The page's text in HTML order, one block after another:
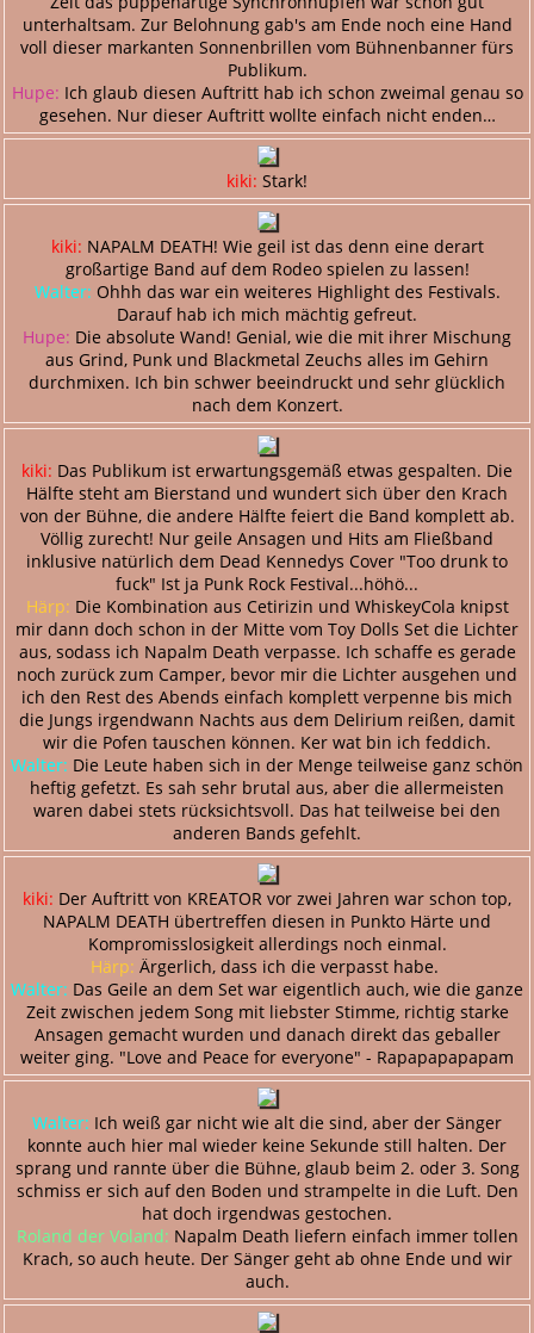
unterhaltsam. Zur Belohnung gab's am Ende noch eine Hand
voll dieser markanten Sonnenbrillen vom Bühnenbanner fürs
Publikum.
Hupe: Ich glaub diesen Auftritt hab ich schon zweimal genau so
gesehen. Nur dieser Auftritt wollte einfach nicht enden…
kiki: Stark!
kiki: NAPALM DEATH! Wie geil ist das denn eine derart
großartige Band auf dem Rodeo spielen zu lassen!
Walter: Ohhh das war ein weiteres Highlight des Festivals.
Darauf hab ich mich mächtig gefreut.
Hupe: Die absolute Wand! Genial, wie die mit ihrer Mischung
aus Grind, Punk und Blackmetal Zeuchs alles im Gehirn
durchmixen. Ich bin schwer beeindruckt und sehr glücklich
nach dem Konzert.
kiki: Das Publikum ist erwartungsgemäß etwas gespalten. Die
Hälfte steht am Bierstand und wundert sich über den Krach
von der Bühne, die andere Hälfte feiert die Band komplett ab.
Völlig zurecht! Nur geile Ansagen und Hits am Fließband
inklusive natürlich dem Dead Kennedys Cover "Too drunk to
fuck" Ist ja Punk Rock Festival...höhö...
Härp: Die Kombination aus Cetirizin und WhiskeyCola knipst
mir dann doch schon in der Mitte vom Toy Dolls Set die Lichter
aus, sodass ich Napalm Death verpasse. Ich schaffe es gerade
noch zurück zum Camper, bevor mir die Lichter ausgehen und
ich den Rest des Abends einfach komplett verpenne bis mich
die Jungs irgendwann Nachts aus dem Delirium reißen, damit
wir die Pofen tauschen können. Ker wat bin ich feddich.
Walter: Die Leute haben sich in der Menge teilweise ganz schön
heftig gefetzt. Es sah sehr brutal aus, aber die allermeisten
waren dabei stets rücksichtsvoll. Das hat teilweise bei den
anderen Bands gefehlt.
kiki: Der Auftritt von KREATOR vor zwei Jahren war schon top,
NAPALM DEATH übertreffen diesen in Punkto Härte und
Kompromisslosigkeit allerdings noch einmal.
Härp: Ärgerlich, dass ich die verpasst habe.
Walter: Das Geile an dem Set war eigentlich auch, wie die ganze
Zeit zwischen jedem Song mit liebster Stimme, richtig starke
Ansagen gemacht wurden und danach direkt das geballer
weiter ging. "Love and Peace for everyone" - Rapapapapapam
Walter: Ich weiß gar nicht wie alt die sind, aber der Sänger
konnte auch hier mal wieder keine Sekunde still halten. Der
sprang und rannte über die Bühne, glaub beim 2. oder 3. Song
schmiss er sich auf den Boden und strampelte in die Luft. Den
hat doch irgendwas gestochen.
Roland der Voland: Napalm Death liefern einfach immer tollen
Krach, so auch heute. Der Sänger geht ab ohne Ende und wir
auch.